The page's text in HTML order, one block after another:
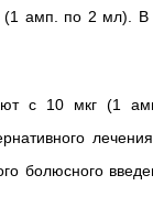
(1 амп. по 2 мл).
с 10 мкг (1
болюсного